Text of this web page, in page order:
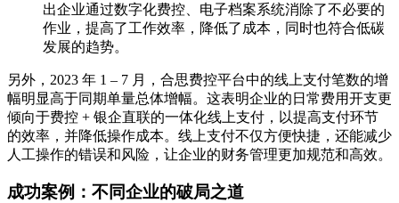
出企业通过数字化费控、电子档案系统消除了不必要的
作业，提高了工作效率，降低了成本，同时也符合低碳
发展的趋势。
另外，2023 年 1 – 7 月，合思费控平台中的线上支付笔数的增
幅明显高于同期单量总体增幅。这表明企业的日常费用开支更
倾向于费控 + 银企直联的一体化线上支付，以提高支付环节
的效率，并降低操作成本。线上支付不仅方便快捷，还能减少
人工操作的错误和风险，让企业的财务管理更加规范和高效。
成功案例：不同企业的破局之道